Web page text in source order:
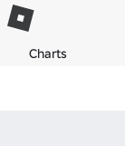
Charts